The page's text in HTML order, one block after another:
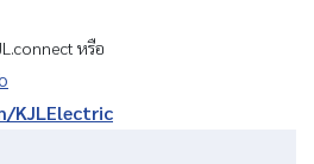
หรือ
KJLElectric